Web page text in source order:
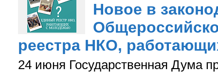
Новое в
реестра НКО,
24 июня Государственная Дума